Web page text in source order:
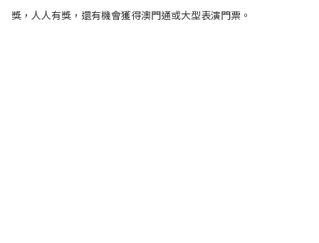
獎，人人有獎，還有機會獲得澳門通或大型表演門票。